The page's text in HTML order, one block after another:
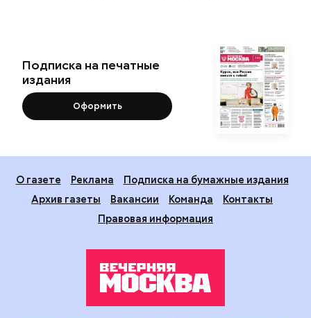
Подписка на печатные
издания
Оформить
О газете Реклама
Подписка на бумажные издания
Архив газеты
Вакансии Команда
Контакты
Правовая информация